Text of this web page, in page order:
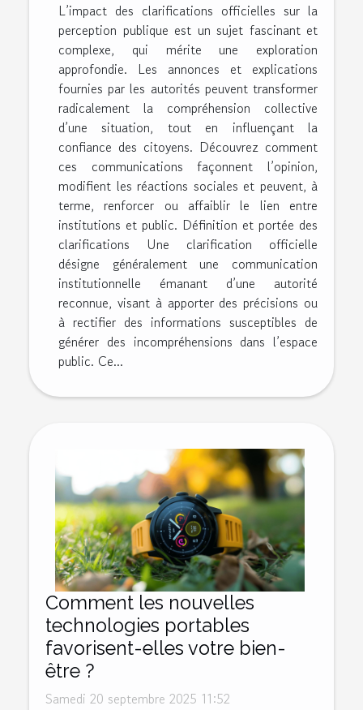
L’impact des clarifications officielles sur la
perception publique est un sujet fascinant et
complexe, qui mérite une exploration
approfondie. Les annonces et explications
fournies par les autorités peuvent transformer
radicalement la compréhension collective
d’une situation, tout en influençant la
confiance des citoyens. Découvrez comment
ces communications façonnent l’opinion,
modifient les réactions sociales et peuvent, à
terme, renforcer ou affaiblir le lien entre
institutions et public. Définition et portée des
clarifications Une clarification officielle
désigne généralement une communication
institutionnelle émanant d’une autorité
reconnue, visant à apporter des précisions ou
à rectifier des informations susceptibles de
générer des incompréhensions dans l’espace
public. Ce...
Comment les nouvelles
technologies portables
favorisent-elles votre bien-
être ?
Samedi 20 septembre 2025 11:52